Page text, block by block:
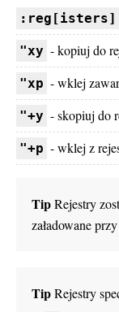
:reg[isters]
"xy - kopiuj do
"xp - wklej
"+y - skopiuj do
"+p - wklej z
TipRejestry
załadowane
TipRejestry